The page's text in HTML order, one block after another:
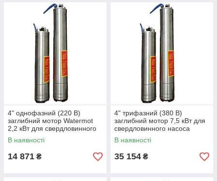
4" однофазний (220 В)
заглибний мотор Watermot
2,2 кВт для свердловинного
насоса стандарту NEMA
В наявності
14 871 ₴
4" трифазний (380 В)
заглибний мотор 7,5 кВт для
свердловинного насоса
стандарту NEMA
В наявності
35 154 ₴